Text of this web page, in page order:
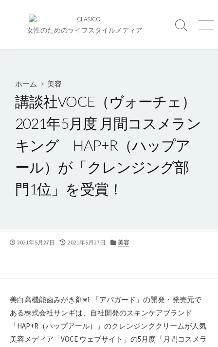
女性のためのライフスタイルメディア
検
メ
ホーム > 美容
講談社VOCE（ヴォーチェ）
2021年5月度 月間コスメラン
キング HAP+R（ハップア
ール）が「クレンジング部
門1位」を受賞！
公
2021年5月27日
最
2021年5月27日
カ
美容
美白高機能歯みがき剤※1 「アパガード」の開発・発売元で
ある株式会社サンギは、自社開発のスキンケアブランド
「HAP+R（ハップアール）」のクレンジングクリームが人気
美容メディア「VOCE ウェブサイト」の5月度「月間コスメラ